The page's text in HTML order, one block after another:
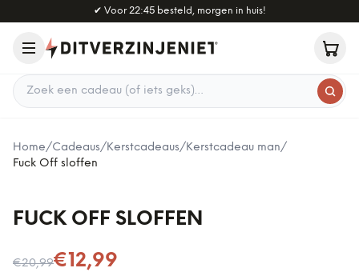
Naar hoofdinhoud
✔ Voor 22:45 besteld, morgen in huis!
Zoek een cadeau
Home/Cadeaus/Kerstcadeaus/Kerstcadeau man/
Fuck Off sloffen
FUCK OFF SLOFFEN
€20,99
Nu voor€12,99